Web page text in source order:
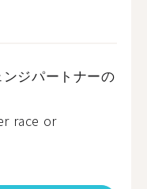
ジパートナーの
race or